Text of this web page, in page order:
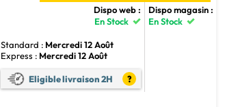
Dispo web :
En Stock
Standard : Mercredi 12 Août
Express : Mercredi 12 Août
Eligible livraison 2H ?
Dispo magasin :
En Stock